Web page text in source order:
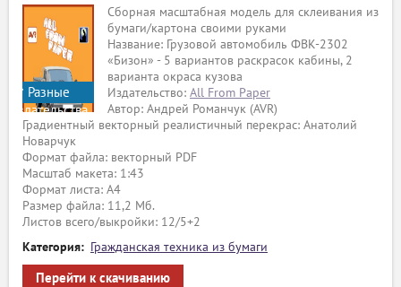
Разные
издательства
Сборная масштабная модель для склеивания из
бумаги/картона своими руками
Название: Грузовой автомобиль ФВК-2302
«Бизон» - 5 вариантов раскрасок кабины, 2
варианта окраса кузова
Издательство: All From Paper
Автор: Андрей Романчук (AVR)
Градиентный векторный реалистичный перекрас: Анатолий
Новарчук
Формат файла: векторный PDF
Масштаб макета: 1:43
Формат листа: А4
Размер файла: 11,2 Мб.
Листов всего/выкройки: 12/5+2
Категория: Гражданская техника из бумаги
Перейти к скачиванию